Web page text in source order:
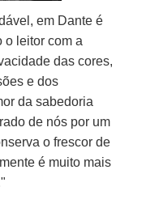
em Dante é
o leitor com a
das cores,
e dos
da sabedoria
de nós por um
o frescor de
é muito mais